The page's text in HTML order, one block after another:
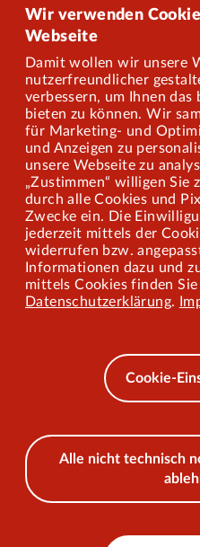
Wir verwenden
Webseite
Damit wollen wir unsere
nutzerfreundlicher
verbessern, um Ihnen
bieten zu können. Wir
für Marketing- und
und Anzeigen zu
unsere Webseite zu
„Zustimmen“ willigen Sie
durch alle Cookies und
Zwecke ein. Die
jederzeit mittels der
widerrufen bzw.
Informationen dazu und
mittels Cookies finden
Datenschutzerklärung.
Cookie-
Alle nicht technisch
Onlineshop
Über uns
Karriere
Presse
Mitarbeiterportal
Barrierefreiheit
Mobilität lernen